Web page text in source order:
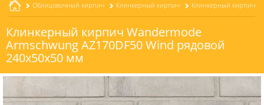
Облицовочный кирпич Клинкерный кирпич
Клинкерный кирпич Wandermode
Armschwung AZ170DF50 Wind рядовой
240x50x50 мм